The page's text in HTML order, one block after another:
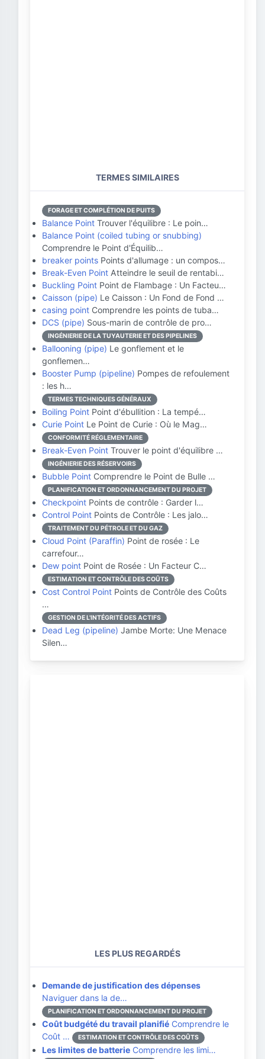
TERMES SIMILAIRES
FORAGE ET COMPLÉTION DE PUITS
Balance Point Trouver l'équilibre : Le poin…
Balance Point (coiled tubing or snubbing)
Comprendre le Point d'Équilib…
breaker points Points d'allumage : un compos…
Break-Even Point Atteindre le seuil de rentabi…
Buckling Point Point de Flambage : Un Facteu…
Caisson (pipe) Le Caisson : Un Fond de Fond …
casing point Comprendre les points de tuba…
DCS (pipe) Sous-marin de contrôle de pro…
INGÉNIERIE DE LA TUYAUTERIE ET DES PIPELINES
Ballooning (pipe) Le gonflement et le
gonflemen…
Booster Pump (pipeline) Pompes de refoulement
: les h…
TERMES TECHNIQUES GÉNÉRAUX
Boiling Point Point d'ébullition : La tempé…
Curie Point Le Point de Curie : Où le Mag…
CONFORMITÉ RÉGLEMENTAIRE
Break-Even Point Trouver le point d'équilibre …
INGÉNIERIE DES RÉSERVOIRS
Bubble Point Comprendre le Point de Bulle …
PLANIFICATION ET ORDONNANCEMENT DU PROJET
Checkpoint Points de contrôle : Garder l…
Control Point Points de Contrôle : Les jalo…
TRAITEMENT DU PÉTROLE ET DU GAZ
Cloud Point (Paraffin) Point de rosée : Le
carrefour…
Dew point Point de Rosée : Un Facteur C…
ESTIMATION ET CONTRÔLE DES COÛTS
Cost Control Point Points de Contrôle des Coûts
…
GESTION DE L'INTÉGRITÉ DES ACTIFS
Dead Leg (pipeline) Jambe Morte: Une Menace
Silen…
LES PLUS REGARDÉS
Demande de justification des dépenses
Naviguer dans la de…
PLANIFICATION ET ORDONNANCEMENT DU PROJET
Coût budgété du travail planifié Comprendre le
Coût …
ESTIMATION ET CONTRÔLE DES COÛTS
Les limites de batterie Comprendre les limi…